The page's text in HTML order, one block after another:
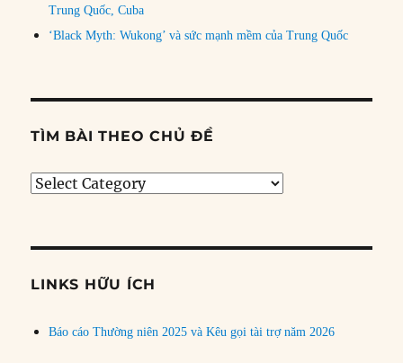
Trung Quốc, Cuba
‘Black Myth: Wukong’ và sức mạnh mềm của Trung Quốc
TÌM BÀI THEO CHỦ ĐỀ
Tìm
đề
LINKS HỮU ÍCH
Báo cáo Thường niên 2025 và Kêu gọi tài trợ năm 2026